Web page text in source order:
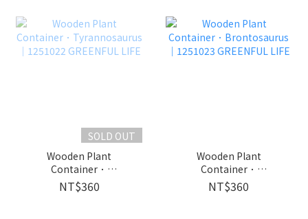
SOLD OUT
Wooden Plant
Container．
Tyrannosaurus｜
1251022 GREENFUL
NT$360
Wooden Plant
Container．
Brontosaurus｜1251023
GREENFUL LIFE
NT$360